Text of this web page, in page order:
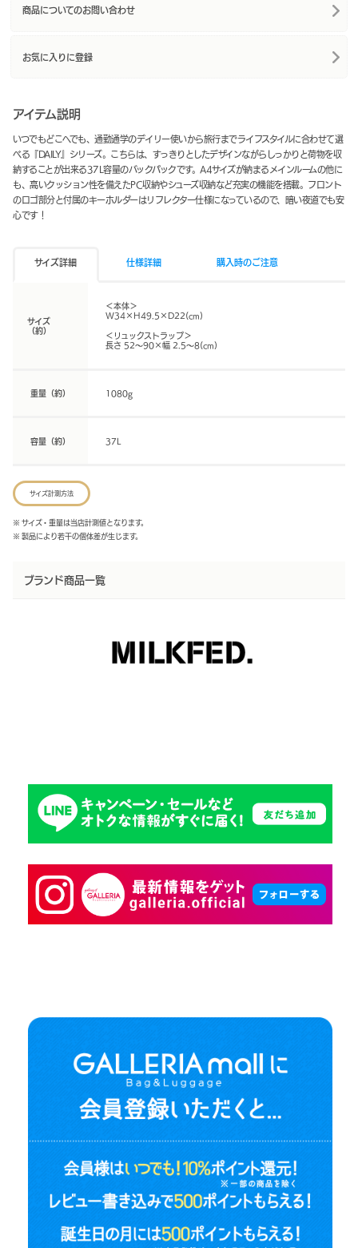
商品についてのお問い合わせ
お気に入りに登録
アイテム説明
いつでもどこへでも、通勤通学のデイリー使いから旅行までライフスタイルに合わせて選
べる『DAILY』シリーズ。こちらは、すっきりとしたデザインながらしっかりと荷物を収
納することが出来る37L容量のバックパックです。A4サイズが納まるメインルームの他に
も、高いクッション性を備えたPC収納やシューズ収納など充実の機能を搭載。フロント
のロゴ部分と付属のキーホルダーはリフレクター仕様になっているので、暗い夜道でも安
心です！
サイズ詳細 仕様詳細 購入時のご注意
サイズ
（約）
＜本体＞
W34×H49.5×D22(cm)
＜リュックストラップ＞
長さ 52～90×幅 2.5～8(cm)
重量（約） 1080g
容量（約） 37L
サイズ計測方法
※ サイズ・重量は当店計測値となります。
※ 製品により若干の個体差が生じます。
ブランド商品一覧